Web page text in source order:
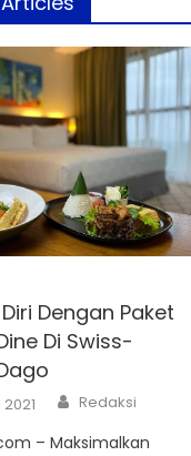
Dengan Paket
Di Swiss-
Author
Redaksi
– Maksimalkan